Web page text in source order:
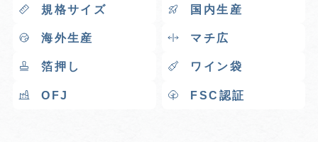
規格サイズ 国内生産
海外生産 マチ広
箔押し ワイン袋
OFJ FSC認証